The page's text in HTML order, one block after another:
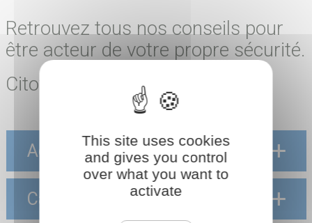
Retrouvez tous nos conseils pour
être acteur de votre propre sécurité.
Citoyens, unis pour sauver !
Accidents domestiques
Canicule
This site uses cookies
and gives you control
over what you want to
activate